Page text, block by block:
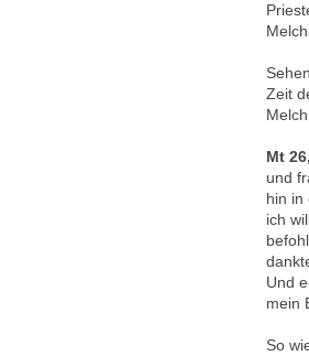
Zeit
Mt
und
hin in
ich
Und
mein
So